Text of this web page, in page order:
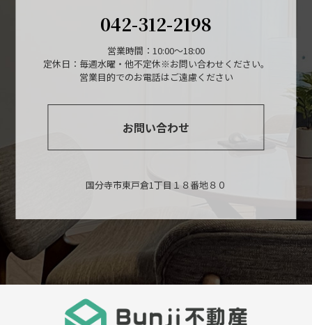
042-312-2198
営業時間：10:00～18:00
定休日：毎週水曜・他不定休※お問い合わせください。
営業目的でのお電話はご遠慮ください
お問い合わせ
国分寺市東戸倉1丁目１８番地８０